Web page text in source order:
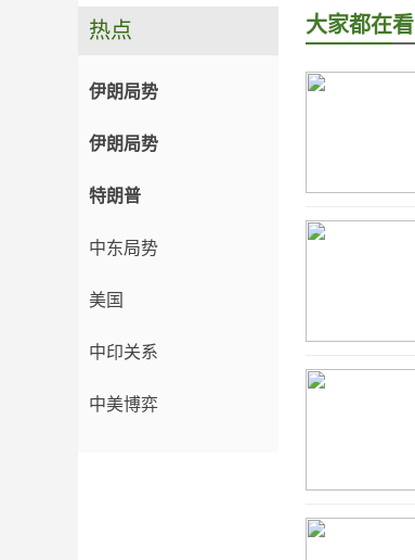
热点
伊朗局势
伊朗局势
特朗普
中东局势
美国
中印关系
中美博弈
大家都在看